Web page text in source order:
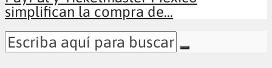
simplifican la compra de...